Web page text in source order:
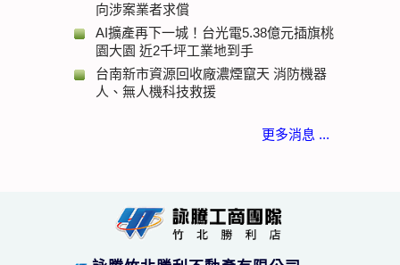
向涉案業者求償
AI擴產再下一城！台光電5.38億元插旗桃
園大園 近2千坪工業地到手
台南新市資源回收廠濃煙竄天 消防機器
人、無人機科技救援
更多消息 ...